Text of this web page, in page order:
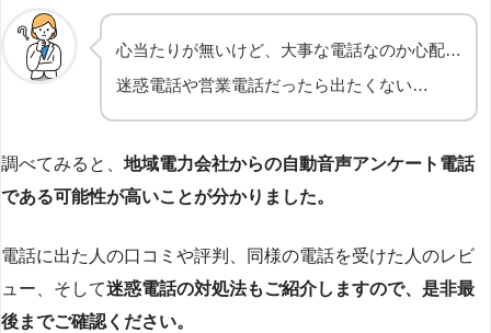
心当たりが無いけど、大事な電話なのか心配…
迷惑電話や営業電話だったら出たくない…
調べてみると、 地域電力会社からの自動音声アンケート電話
である可能性が高いことが分かりました。
電話に出た人の口コミや評判、同様の電話を受けた人のレビ
ュー、そして迷惑電話の対処法もご紹介しますので、是非最
後までご確認ください。